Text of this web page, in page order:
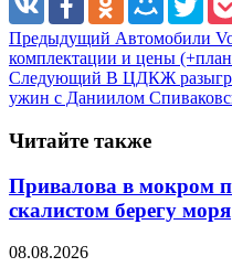
Предыдущий Автомобили
комплектации и цены
Следующий В ЦДКЖ
ужин с Даниилом
Читайте также
Привалова в мокром
скалистом берегу моря
08.08.2026